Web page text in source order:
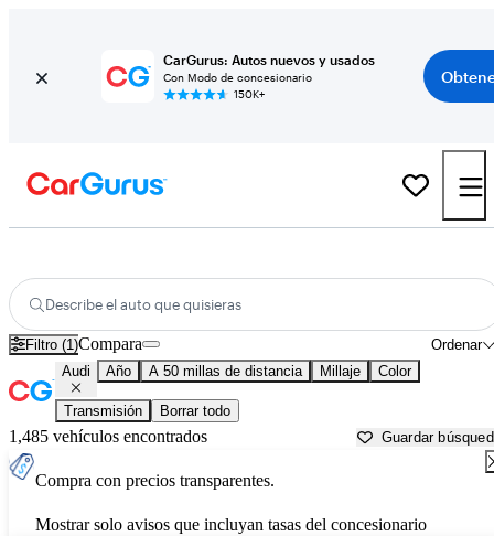
CarGurus: Autos nuevos y usados
Con Modo de concesionario
150K+
Describe el auto que quisieras
Filtro (1) Ordenar
Compara
Audi Año A 50 millas de distancia Millaje Color
Transmisión Borrar todo
1,485 vehículos encontrados Guardar
Compra con precios transparentes.
Mostrar solo avisos que incluyan tasas del concesionario